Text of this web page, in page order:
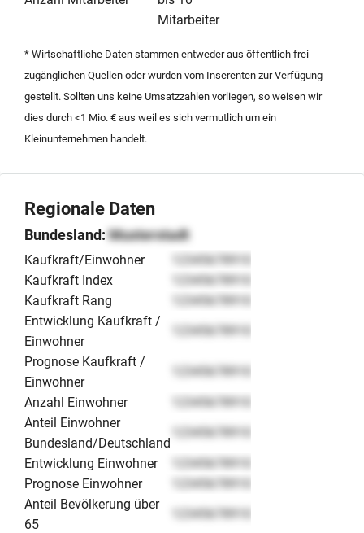
Konzepts. Interessenten finden hier eine attraktive
Gastronomiebranche.
Mitarbeiter
* Wirtschaftliche Daten stammen entweder aus öffentlich frei
zugänglichen Quellen oder wurden vom Inserenten zur Verfügung
gestellt. Sollten uns keine Umsatzzahlen vorliegen, so weisen wir
dies durch <1 Mio. € aus weil es sich vermutlich um ein
Kleinunternehmen handelt.
Regionale Daten
Bundesland:Musterstadt
Kaufkraft/Einwohner
12345678910
Kaufkraft Index
12345678910
Kaufkraft Rang
12345678910
Entwicklung Kaufkraft /
Einwohner
12345678910
Prognose Kaufkraft /
Einwohner
12345678910
Anzahl Einwohner
12345678910
Anteil Einwohner
Bundesland/Deutschland
12345678910
Entwicklung Einwohner
12345678910
Prognose Einwohner
12345678910
Anteil Bevölkerung über
65
12345678910